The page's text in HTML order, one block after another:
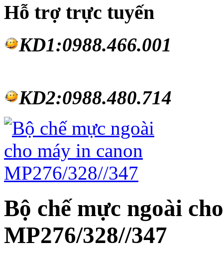
Hỗ trợ trực tuyến
KD1:0988.466.001
KD2:0988.480.714
Bộ chế mực ngoài
MP276/328//347